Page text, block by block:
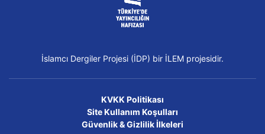
İslamcı Dergiler Projesi (İDP) bir İLEM projesidir.
KVKK Politikası
Site Kullanım Koşulları
Güvenlik & Gizlilik İlkeleri